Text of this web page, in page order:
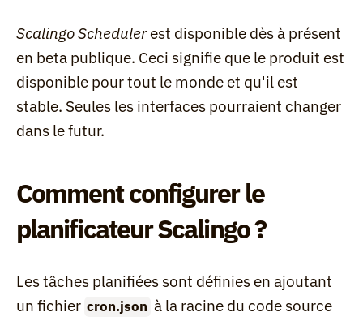
Scalingo Scheduler est disponible dès à présent
en beta publique. Ceci signifie que le produit est
disponible pour tout le monde et qu'il est
stable. Seules les interfaces pourraient changer
dans le futur.
Comment configurer le
planificateur Scalingo ?
Les tâches planifiées sont définies en ajoutant
un fichier cron.json à la racine du code source